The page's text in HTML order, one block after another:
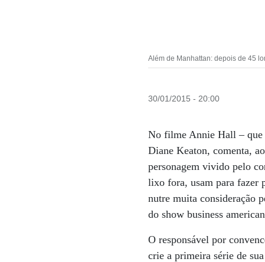
Além de Manhattan: depois de 45
30/01/2015 - 20:00
No filme Annie Hall – que
Diane Keaton, comenta,
personagem vivido pelo
lixo fora, usam para fazer
nutre muita consideração
do show business
O responsável por
crie a primeira série de